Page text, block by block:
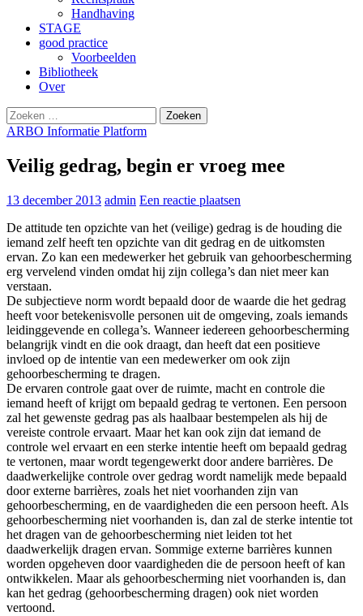
Handhaving
STAGE
good practice
Voorbeelden
Bibliotheek
Over
Zoeken
naar:
Gebruik
de
op
en
om
beschikbaar
resultaat
te
selecteren.
op
Enter
om
naar
het
geselecteerde
zoekresultaat
te
gaan.
Als
u
met
aanraaktoetsen
werkt,
kunt
u
touch-
en
swipetekens
gebruiken.
ARBO Informatie Platform
Veilig gedrag, begin er vroeg mee
13 december 2013 admin Een reactie plaatsen
De attitude ten opzichte van het (veilige) gedrag is de houding die
iemand zelf heeft ten opzichte van dit gedrag en de uitkomsten
ervan. Zo kan een medewerker het gebruik van gehoorbescherming
erg vervelend vinden omdat hij zijn collega’s dan niet meer kan
verstaan.
De subjectieve norm wordt bepaald door de waarde die het gedrag
heeft voor betekenisvolle personen uit de omgeving, zoals iemands
leidinggevende en collega’s. Wanneer iedereen gehoorbescherming
belangrijk vindt en die ook draagt, dan heeft dat een positieve
invloed op de intentie van een medewerker om ook zijn
gehoorbescherming te dragen.
De ervaren controle gaat over de ruimte, macht en controle die
iemand heeft of krijgt om bepaald gedrag te vertonen. Een persoon
zal het gewenste gedrag pas als haalbaar bestempelen als hij de
vereiste controle ervaart. Maar het kan ook zijn dat iemand de
controle wel ervaart en een sterke intentie heeft om bepaald gedrag
te vertonen, maar wordt tegengewerkt door andere barrières. De
daadwerkelijke controle over gedrag wordt namelijk mede bepaald
door externe barrières, zoals het niet voorhanden zijn van
gehoorbescherming, en de vaardigheden die een persoon heeft. Als
gehoorbescherming niet voorhanden is, dan zal de sterke intentie tot
het dragen van de gehoorbescherming niet leiden tot het
daadwerkelijk dragen ervan. Sommige externe barrières kunnen
worden opgeheven door vaardigheden die de persoon heeft of kan
ontwikkelen. Maar als gehoorbescherming niet voorhanden is, dan
kan het gedrag (gehoorbescherming dragen) ook niet worden
vertoond.